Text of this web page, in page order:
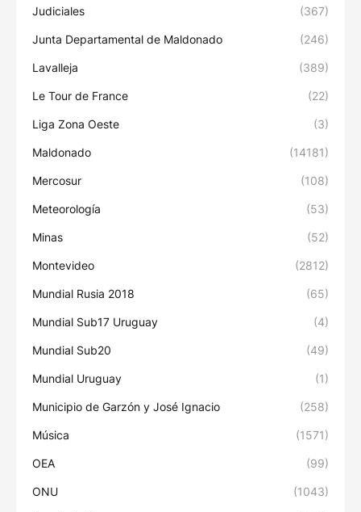
Judiciales (367)
Junta Departamental de Maldonado (246)
Lavalleja (389)
Le Tour de France (22)
Liga Zona Oeste (3)
Maldonado (14181)
Mercosur (108)
Meteorología (53)
Minas (52)
Montevideo (2812)
Mundial Rusia 2018 (65)
Mundial Sub17 Uruguay (4)
Mundial Sub20 (49)
Mundial Uruguay (1)
Municipio de Garzón y José Ignacio (258)
Música (1571)
OEA (99)
ONU (1043)